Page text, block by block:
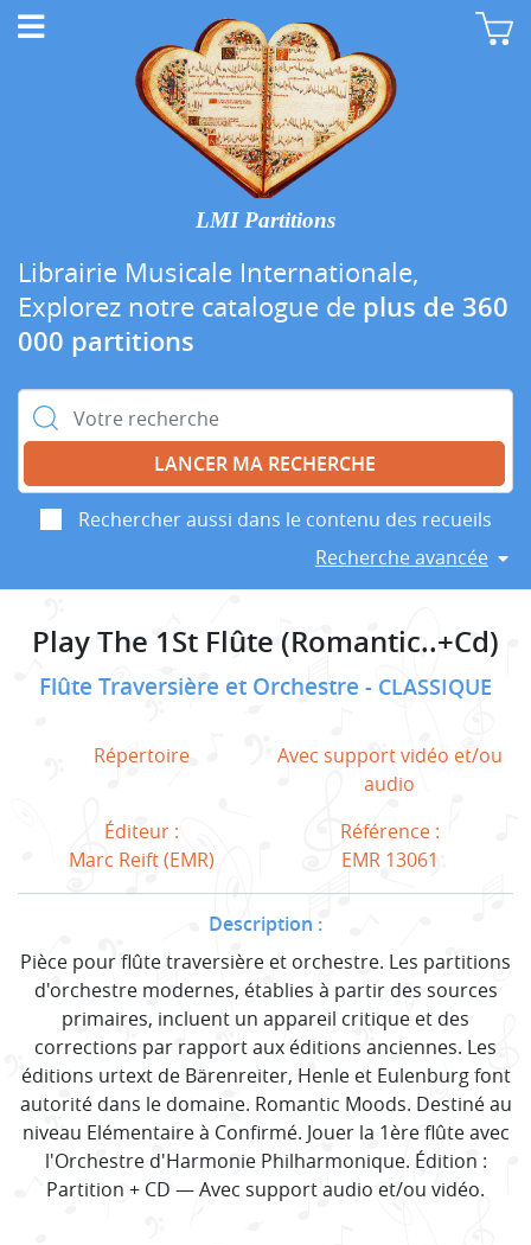
LMI Partitions
Librairie Musicale Internationale,
Explorez notre catalogue de plus de 360
000 partitions
Rechercher :
Rechercher aussi dans le contenu des recueils
Recherche avancée
Play The 1St Flûte (Romantic..+Cd)
Flûte Traversière et Orchestre CLASSIQUE
Répertoire
Avec support vidéo et/ou
audio
Éditeur :
Marc Reift (EMR)
Référence :
EMR 13061
Description :
Pièce pour flûte traversière et orchestre. Les partitions
d'orchestre modernes, établies à partir des sources
primaires, incluent un appareil critique et des
corrections par rapport aux éditions anciennes. Les
éditions urtext de Bärenreiter, Henle et Eulenburg font
autorité dans le domaine. Romantic Moods. Destiné au
niveau Elémentaire à Confirmé. Jouer la 1ère flûte avec
l'Orchestre d'Harmonie Philharmonique. Édition :
Partition + CD — Avec support audio et/ou vidéo.